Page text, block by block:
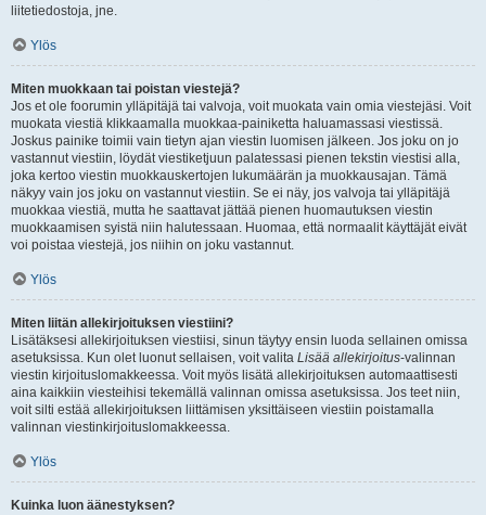
liitetiedostoja, jne.
Ylös
Miten muokkaan tai poistan viestejä?
Jos et ole foorumin ylläpitäjä tai valvoja, voit muokata vain omia viestejäsi. Voit
muokata viestiä klikkaamalla muokkaa-painiketta haluamassasi viestissä.
Joskus painike toimii vain tietyn ajan viestin luomisen jälkeen. Jos joku on jo
vastannut viestiin, löydät viestiketjuun palatessasi pienen tekstin viestisi alla,
joka kertoo viestin muokkauskertojen lukumäärän ja muokkausajan. Tämä
näkyy vain jos joku on vastannut viestiin. Se ei näy, jos valvoja tai ylläpitäjä
muokkaa viestiä, mutta he saattavat jättää pienen huomautuksen viestin
muokkaamisen syistä niin halutessaan. Huomaa, että normaalit käyttäjät eivät
voi poistaa viestejä, jos niihin on joku vastannut.
Ylös
Miten liitän allekirjoituksen viestiini?
Lisätäksesi allekirjoituksen viestiisi, sinun täytyy ensin luoda sellainen omissa
asetuksissa. Kun olet luonut sellaisen, voit valita Lisää allekirjoitus-valinnan
viestin kirjoituslomakkeessa. Voit myös lisätä allekirjoituksen automaattisesti
aina kaikkiin viesteihisi tekemällä valinnan omissa asetuksissa. Jos teet niin,
voit silti estää allekirjoituksen liittämisen yksittäiseen viestiin poistamalla
valinnan viestinkirjoituslomakkeessa.
Ylös
Kuinka luon äänestyksen?